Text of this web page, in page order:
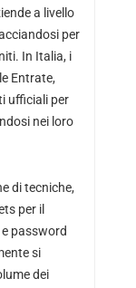
a livello
per
In Italia, i
Entrate,
ufficiali per
nei loro
di tecniche,
per il
password
si
dei